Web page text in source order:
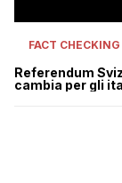
FACT CHECKING
Referendum
cambia per gli